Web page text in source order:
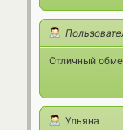
Отличный
Ульяна